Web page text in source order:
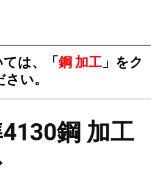
は、「 鋼 加工 」をク
い。
鋼 加工